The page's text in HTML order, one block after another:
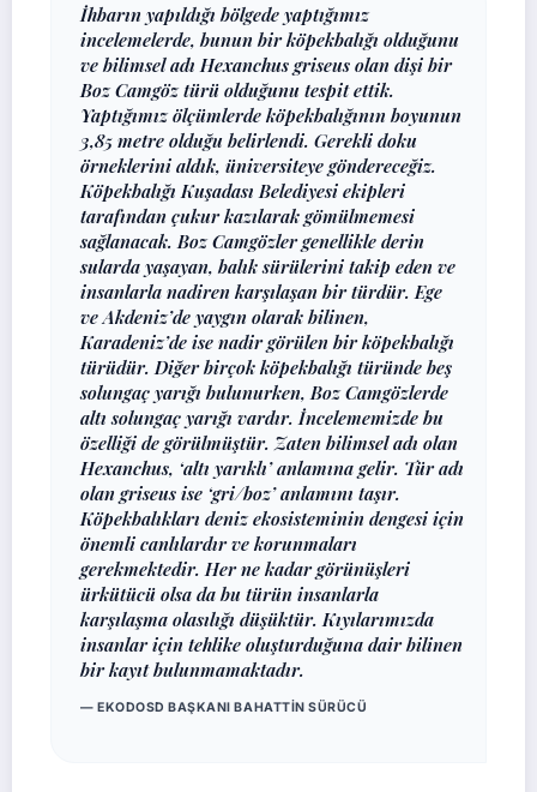
İhbarın yapıldığı bölgede yaptığımız
incelemelerde, bunun bir köpekbalığı olduğunu
ve bilimsel adı Hexanchus griseus olan dişi bir
Boz Camgöz türü olduğunu tespit ettik.
Yaptığımız ölçümlerde köpekbalığının boyunun
3,85 metre olduğu belirlendi. Gerekli doku
örneklerini aldık, üniversiteye göndereceğiz.
Köpekbalığı Kuşadası Belediyesi ekipleri
tarafından çukur kazılarak gömülmemesi
sağlanacak. Boz Camgözler genellikle derin
sularda yaşayan, balık sürülerini takip eden ve
insanlarla nadiren karşılaşan bir türdür. Ege
ve Akdeniz’de yaygın olarak bilinen,
Karadeniz’de ise nadir görülen bir köpekbalığı
türüdür. Diğer birçok köpekbalığı türünde beş
solungaç yarığı bulunurken, Boz Camgözlerde
altı solungaç yarığı vardır. İncelememizde bu
özelliği de görülmüştür. Zaten bilimsel adı olan
Hexanchus, ‘altı yarıklı’ anlamına gelir. Tür adı
olan griseus ise ‘gri/boz’ anlamını taşır.
Köpekbalıkları deniz ekosisteminin dengesi için
önemli canlılardır ve korunmaları
gerekmektedir. Her ne kadar görünüşleri
ürkütücü olsa da bu türün insanlarla
karşılaşma olasılığı düşüktür. Kıyılarımızda
insanlar için tehlike oluşturduğuna dair bilinen
bir kayıt bulunmamaktadır.
— EKODOSD BAŞKANI BAHATTIN SÜRÜCÜ